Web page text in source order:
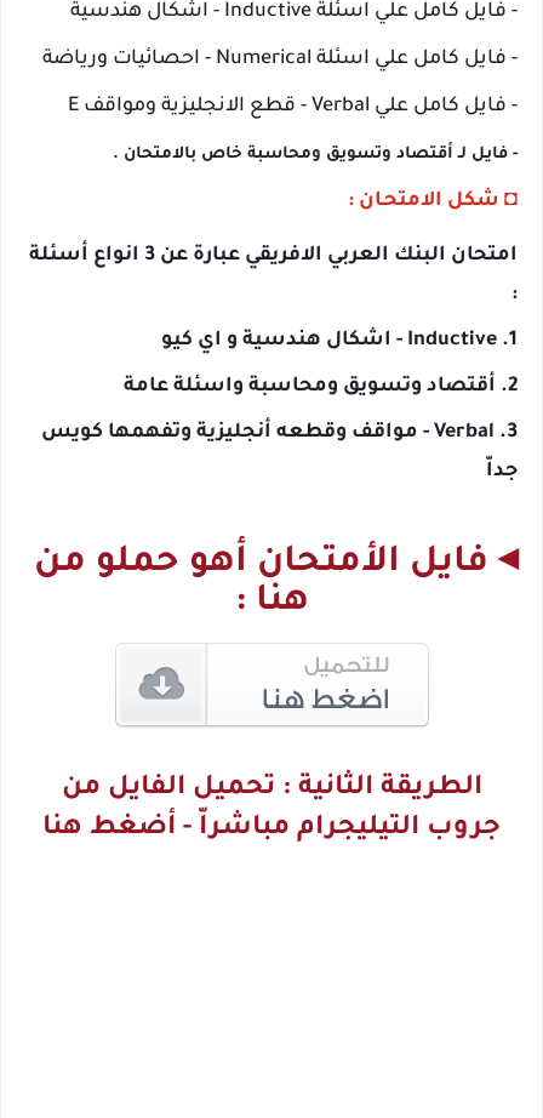
- فايل كامل علي اسئلة Inductive - اشكال هندسية
- فايل كامل علي اسئلة Numerical - احصائيات ورياضة
- فايل كامل علي Verbal - قطع الانجليزية ومواقف E
- فايل لـ أقتصاد وتسويق ومحاسبة خاص بالامتحان .
◘ شكل الامتحـان :
:
1. Inductive - اشكال هندسية و اي كيو
2. أقتصاد وتسويق ومحاسبة واسئلة عامة
3.
جداّ
هنا :
الطريقة الثانية : تحميل الفايل من
جروب التيليجرام مباشراّ - أضغط هنا